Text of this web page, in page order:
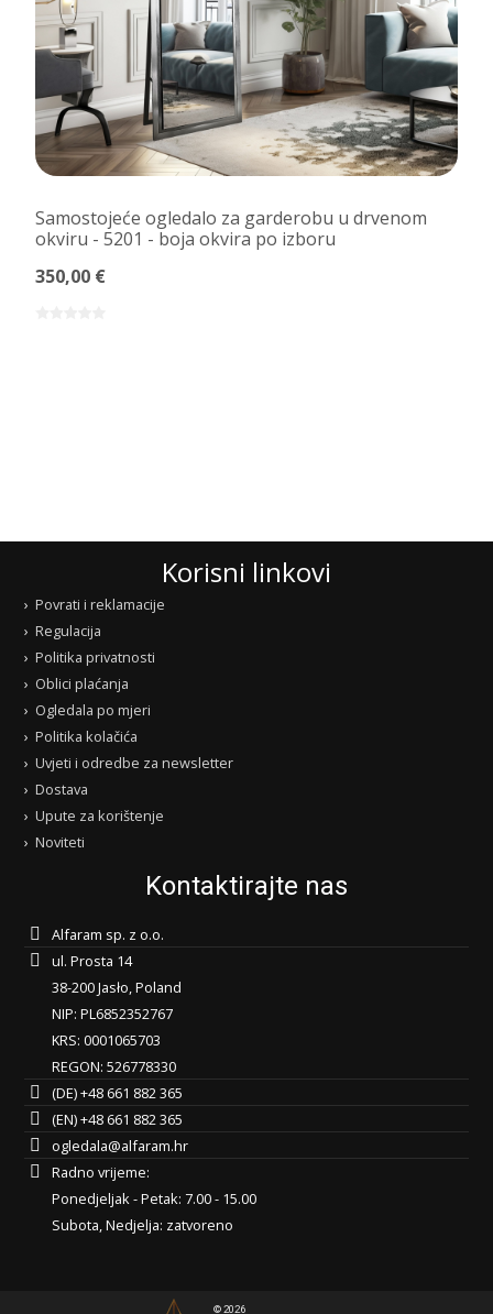
Samostojeće ogledalo za garderobu u drvenom
okviru - 5201 - boja okvira po izboru
350,00 €
Korisni linkovi
Povrati i reklamacije
Regulacija
Politika privatnosti
Oblici plaćanja
Ogledala po mjeri
Politika kolačića
Uvjeti i odredbe za newsletter
Dostava
Upute za korištenje
Noviteti
Kontaktirajte nas
Alfaram sp. z o.o.
ul. Prosta 14
38-200 Jasło, Poland
NIP: PL6852352767
KRS: 0001065703
REGON: 526778330
(DE) +48 661 882 365
(EN) +48 661 882 365
ogledala@alfaram.hr
Radno vrijeme:
Ponedjeljak - Petak: 7.00 - 15.00
Subota, Nedjelja: zatvoreno
© 2026